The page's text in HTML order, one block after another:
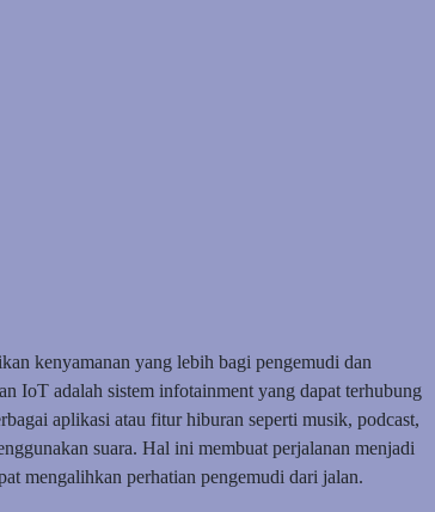
kenyamanan yang lebih bagi pengemudi dan
IoT adalah sistem infotainment yang dapat terhubung
aplikasi atau fitur hiburan seperti musik, podcast,
suara. Hal ini membuat perjalanan menjadi
mengalihkan perhatian pengemudi dari jalan.